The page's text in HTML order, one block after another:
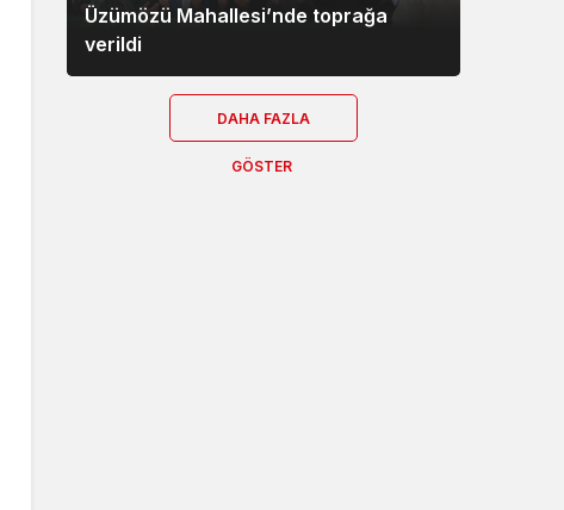
Üzümözü Mahallesi’nde toprağa
verildi
DAHA FAZLA
GÖSTER